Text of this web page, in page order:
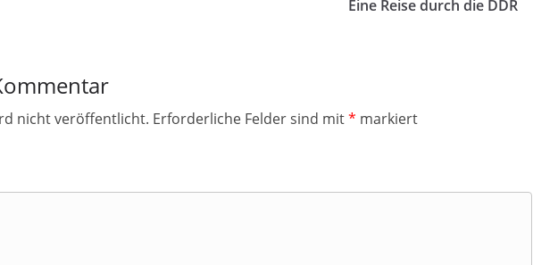
Eine Reise durch die DDR
nicht veröffentlicht. Erforderliche Felder sind mit* markiert